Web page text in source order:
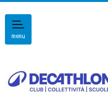
menu